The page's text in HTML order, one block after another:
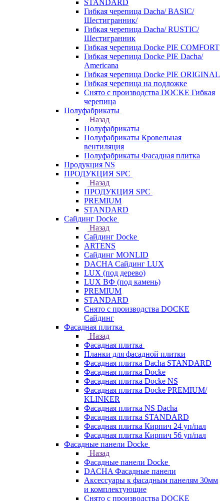
STANDARD
Гибкая черепица Dacha/ BASIC/
Шестигранник/
Гибкая черепица Dacha/ RUSTIC/
Шестигранник
Гибкая черепица Docke PIE COMFORT
Гибкая черепица Docke PIE Dacha/
Americana
Гибкая черепица Docke PIE ОRIGINАL
Гибкая черепица на подложке
Снято с производства DOCKE Гибкая
черепица
Полуфабрикаты
Назад
Полуфабрикаты
Полуфабрикаты Кровельная
вентиляция
Полуфабрикаты Фасадная плитка
Продукция NS
ПРОДУКЦИЯ SPC
Назад
ПРОДУКЦИЯ SPC
PREMIUM
STANDARD
Сайдинг Docke
Назад
Сайдинг Docke
ARTENS
Cайдинг MONLID
DACHA Сайдинг LUX
LUX (под дерево)
LUX ВФ (под камень)
PREMIUM
STANDARD
Снято с производства DOCKE
Сайдинг
Фасадная плитка
Назад
Фасадная плитка
Планки для фасадной плитки
Фасадная плитка Dacha STANDARD
Фасадная плитка Docke
Фасадная плитка Docke NS
Фасадная плитка Docke PREMIUM/
KLINKER
Фасадная плитка NS Dacha
Фасадная плитка STANDARD
Фасадная плитка Кирпич 24 уп/пал
Фасадная плитка Кирпич 56 уп/пал
Фасадные панели Docke
Назад
Фасадные панели Docke
DACHA Фасадные панели
Аксессуары к фасадным панелям 30мм
и комплектующие
Снято с производства DOCKE